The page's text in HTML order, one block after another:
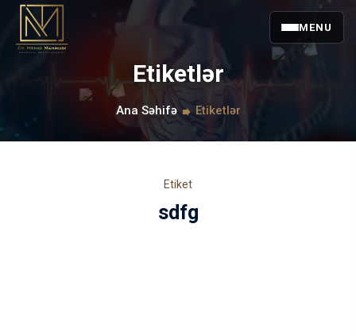
MENU
Etiketlər
Ana Səhifə Etiketlər
Etiket
sdfg